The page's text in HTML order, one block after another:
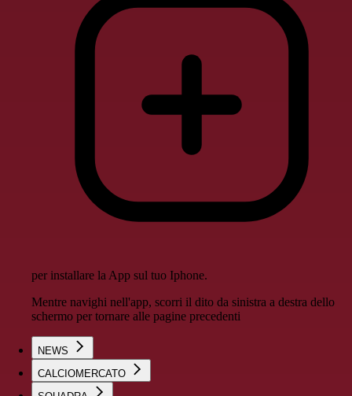
per installare la App sul tuo Iphone.
Mentre navighi nell'app, scorri il dito da sinistra a destra dello
schermo per tornare alle pagine precedenti
NEWS
CALCIOMERCATO